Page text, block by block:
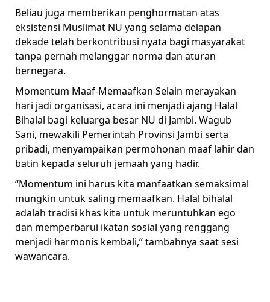
Beliau juga memberikan penghormatan atas
eksistensi Muslimat NU yang selama delapan
dekade telah berkontribusi nyata bagi masyarakat
tanpa pernah melanggar norma dan aturan
bernegara.
Momentum Maaf-Memaafkan Selain merayakan
hari jadi organisasi, acara ini menjadi ajang Halal
Bihalal bagi keluarga besar NU di Jambi. Wagub
Sani, mewakili Pemerintah Provinsi Jambi serta
pribadi, menyampaikan permohonan maaf lahir dan
batin kepada seluruh jemaah yang hadir.
“Momentum ini harus kita manfaatkan semaksimal
mungkin untuk saling memaafkan. Halal bihalal
adalah tradisi khas kita untuk meruntuhkan ego
dan memperbarui ikatan sosial yang renggang
menjadi harmonis kembali,” tambahnya saat sesi
wawancara.